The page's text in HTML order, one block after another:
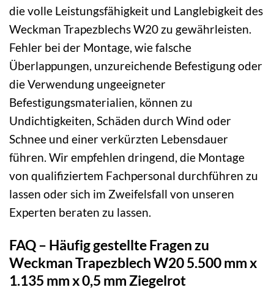
die volle Leistungsfähigkeit und Langlebigkeit des
Weckman Trapezblechs W20 zu gewährleisten.
Fehler bei der Montage, wie falsche
Überlappungen, unzureichende Befestigung oder
die Verwendung ungeeigneter
Befestigungsmaterialien, können zu
Undichtigkeiten, Schäden durch Wind oder
Schnee und einer verkürzten Lebensdauer
führen. Wir empfehlen dringend, die Montage
von qualifiziertem Fachpersonal durchführen zu
lassen oder sich im Zweifelsfall von unseren
Experten beraten zu lassen.
FAQ – Häufig gestellte Fragen zu
Weckman Trapezblech W20 5.500 mm x
1.135 mm x 0,5 mm Ziegelrot